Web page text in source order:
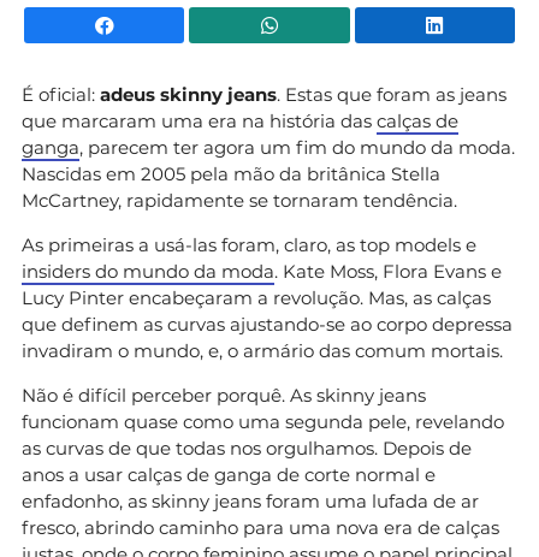
Facebook WhatsApp
É oficial: adeus skinny jeans. Estas que foram as jeans
que marcaram uma era na história das calças de
ganga, parecem ter agora um fim do mundo da moda.
Nascidas em 2005 pela mão da britânica Stella
McCartney, rapidamente se tornaram tendência.
As primeiras a usá-las foram, claro, as top models e
insiders do mundo da moda. Kate Moss, Flora Evans e
Lucy Pinter encabeçaram a revolução. Mas, as calças
que definem as curvas ajustando-se ao corpo depressa
invadiram o mundo, e, o armário das comum mortais.
Não é difícil perceber porquê. As skinny jeans
funcionam quase como uma segunda pele, revelando
as curvas de que todas nos orgulhamos. Depois de
anos a usar calças de ganga de corte normal e
enfadonho, as skinny jeans foram uma lufada de ar
fresco, abrindo caminho para uma nova era de calças